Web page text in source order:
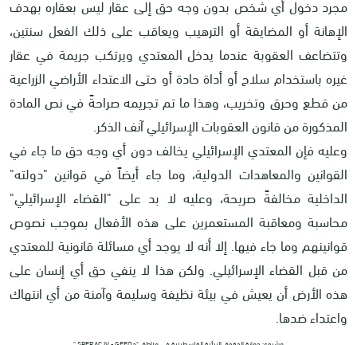
مجرد دخول أي شخص بدون وجه حق إلى عقار ليس بعقاره بهدف
الإهانة أو المضايقة أو الترهيب ويعاقب على ذلك الفعل سنتين،
وتتضاعف العقوبة عندما يدخل المعتدي ويرتكب جريمة في عقار
غيره باستخدام سلاح أو أداة حادة أو حتى الاعتداء الأراضي الزراعية
من قطع وحرق وتخريب، وهذا ما تم تجريمه صراحةً في نص المادة
المذكورة من قانون العقوبات الإسرائيلي آنف الذكر.
وعليه فإن المعتدي الإسرائيلي يخالف دون أي وجه حق ما جاء في
القوانين والمعاهدات الدولية، وما جاء أيضاً في قوانين "دولته"
الداخلية مخالفةً صريحة، وعليه لا بد على "القضاء الإسرائيلي"
محاسبة ومعاقبة المستعمرين على هذه الأفعال بموجب نصوص
قوانينهم وما جاء فيها. إلا أنه لا يوجد أي مسائلة قانونية للمعتدي
من قبل القضاء الإسرائيلي. ولكن هذا لا ينفي حق أي إنسان على
هذه الأرض أن يعيش في بيئة نظيفة وسليمة وآمنة من أي انتهاك
واعتداء ضدها.